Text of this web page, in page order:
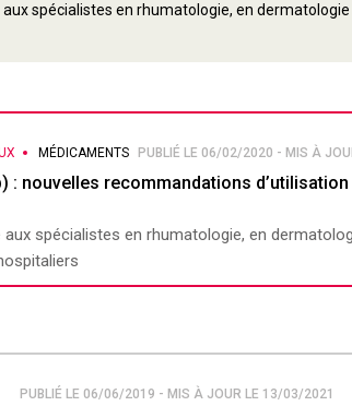
aux spécialistes en rhumatologie, en
MÉDICAMENTS PUBLIÉ LE 06/02/2020 - MIS À
: nouvelles recommandations
spécialistes en rhumatologie, en
PUBLIÉ LE 06/06/2019 - MIS À JOUR LE 13/03/2021